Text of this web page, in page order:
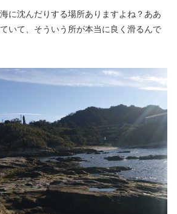
に沈んだりする場所ありますよね？ああ
いて、そういう所が本当に良く滑るんで